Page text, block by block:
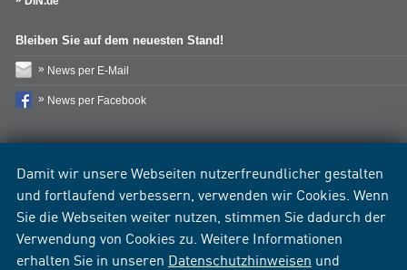
Damit wir unsere Webseiten nutzerfreundlicher gestalten
und fortlaufend verbessern, verwenden wir Cookies. Wenn
Sie die Webseiten weiter nutzen, stimmen Sie dadurch der
Verwendung von Cookies zu. Weitere Informationen
erhalten Sie in unseren Datenschutzhinweisen und
Bleiben Sie auf dem neuesten Stand!
News per E-Mail
News per Facebook